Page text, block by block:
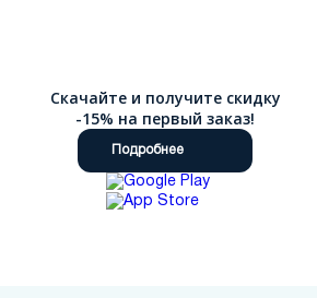
Скачайте и получите скидку
-15% на первый заказ!
Подробнее